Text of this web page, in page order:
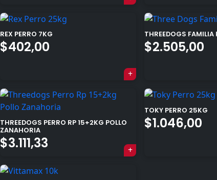
REX PERRO 7KG
$402,00
THREEDOGS FAMILIA
$2.505,00
THREEDOGS PERRO RP 15+2KG POLLO
ZANAHORIA
$3.111,33
TOKY PERRO 25KG
$1.046,00